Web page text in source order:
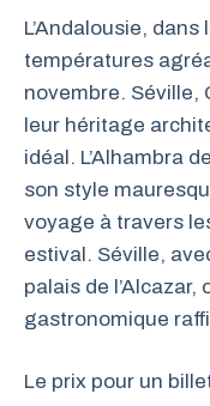
L’Andalousie,
températures
novembre. Séville,
leur héritage
idéal. L’Alhambra
son style
voyage à travers
estival. Séville,
palais de
gastronomique
Le prix pour un